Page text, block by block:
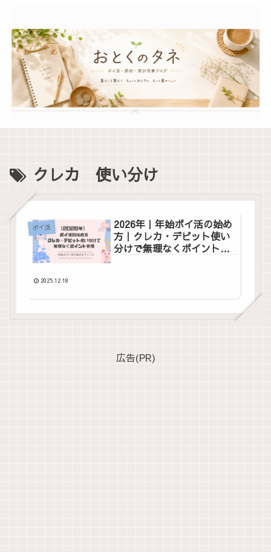
クレカ 使い分け
ポイ活
2026年｜年始ポイ活の始め
方｜クレカ・デビット使い
分けで無理なくポイント管
2025.12.18
広告(PR)